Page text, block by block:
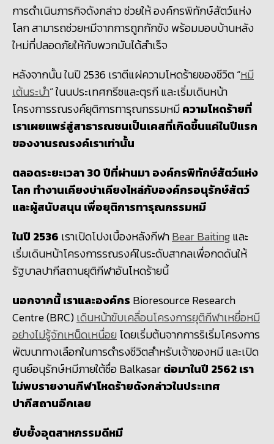
การดำเนินภารกิจดังกล่าว ช่วยให้ องค์กรพิทักษ์สัตว์แห่ง
โลก สามารถช่วยหมีจากการถูกกักขัง พร้อมมอบบ้านหลัง
ใหม่ที่ปลอดภัยให้กับพวกมันได้สำเร็จ
หลังจากนั้น ในปี2536 เราตีแผ่ความโหดร้ายของชีวิต “หมี
เต้นระบำ” ในนประเทศกรีซและตุรกี และเริ่มเดินหน้า
โครงการรณรงค์ยุติการทารุณกรรมหมีความโหดร้ายที่
เราเผยแพร่สู่สาธารณชนเป็นเคสที่เกิดขึ้นแค่ในปีแรก
ของงานรณรงค์เราเท่านั้น
ตลอดระยะเวลา30ปีที่ผ่านมา องค์กรพิทักษ์สัตว์แห่ง
โลก ทำงานเคียงบ่าเคียงไหล่กับองค์กรอนุรักษ์สัตว์
และผู้สนับสนุน เพื่อยุติการทารุณกรรมหมี
ในปี 2536 เราเปิดโปง​เบื้องหลังกีฬาBear Baitingและ
เริ่มเดินหน้าโครงการรณรงค์ในระดับสากลเพื่อกดดันให้
รัฐบาลปากีสถานยุติกีฬาอันโหดร้ายนี้
นอกจากนี้ เราและองค์กร Bioresource Research
Centre (BRC) เดินหน้าขับเคลื่อนโครงการยุติกีฬาเหยื่อหมี
อย่างไม่รู้จักเหน็ดเหนื่อย โดยเริ่มต้นจากการริเริ่มโครงการ
พัฒนาทางเลือกในการดำรงชีวิตสำหรับเจ้าของหมี และเปิด
ศูนย์อนุรักษ์หมีภายใต้ชื่อBalkasarต่อมาในปี 2562เรา
ไม่พบรายงานกีฬาโหดร้ายดังกล่าวในประเทศ
ปากีสถานอีกเลย
ยับยั้งอุตสาหกรรมดีหมี